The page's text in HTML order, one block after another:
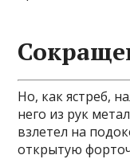
Но, как ястреб,
него из рук
взлетел на
открытую